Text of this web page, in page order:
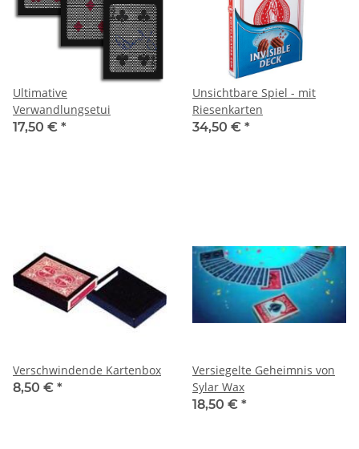
Ultimative
Verwandlungsetui
17,50 € *
Unsichtbare Spiel - mit
Riesenkarten
34,50 € *
Verschwindende Kartenbox
8,50 € *
Versiegelte Geheimnis von
Sylar Wax
18,50 € *